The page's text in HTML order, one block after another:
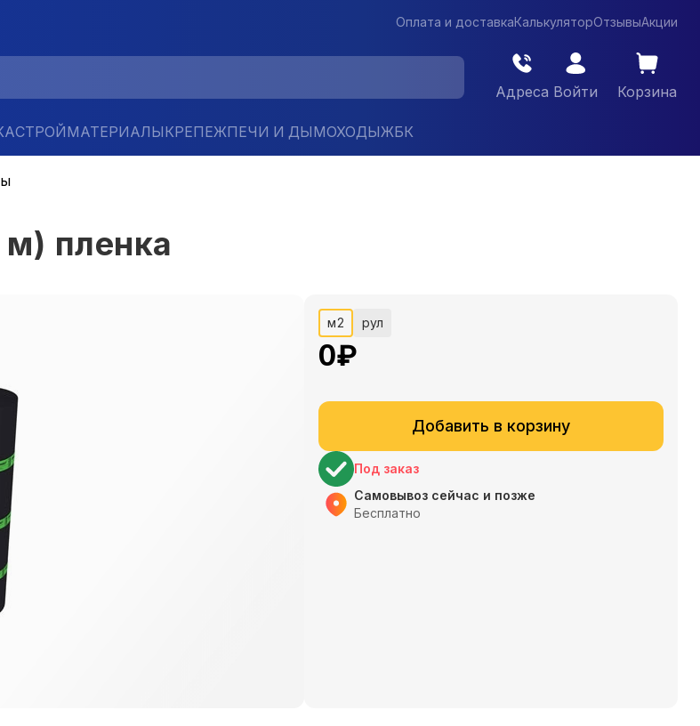
Оплата и доставкаКалькуляторОтзывыАкции
Адреса Войти Корзина
СТРОЙМАТЕРИАЛЫКРЕПЕЖПЕЧИ И ДЫМОХОДЫЖБК
пленка
м2 рул
0₽
Добавить в корзину
Под заказ
Самовывоз сейчас и позже
Бесплатно